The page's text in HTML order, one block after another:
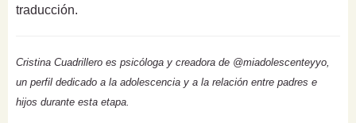
traducción.
Cristina Cuadrillero es psicóloga y creadora de @miadolescenteyyo,
un perfil dedicado a la adolescencia y a la relación entre padres e
hijos durante esta etapa.